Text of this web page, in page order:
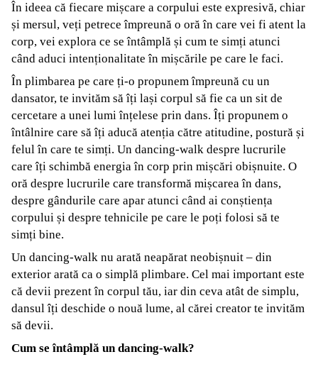
În ideea că fiecare mișcare a corpului este expresivă, chiar
și mersul, veți petrece împreună o oră în care vei fi atent la
corp, vei explora ce se întâmplă și cum te simți atunci
când aduci intenționalitate în mișcările pe care le faci.
În plimbarea pe care ți-o propunem împreună cu un
dansator, te invităm să îți lași corpul să fie ca un sit de
cercetare a unei lumi înțelese prin dans. Îți propunem o
întâlnire care să îți aducă atenția către atitudine, postură și
felul în care te simți. Un dancing-walk despre lucrurile
care îți schimbă energia în corp prin mișcări obișnuite. O
oră despre lucrurile care transformă mișcarea în dans,
despre gândurile care apar atunci când ai conștiența
corpului și despre tehnicile pe care le poți folosi să te
simți bine.
Un dancing-walk nu arată neapărat neobișnuit – din
exterior arată ca o simplă plimbare. Cel mai important este
că devii prezent în corpul tău, iar din ceva atât de simplu,
dansul îți deschide o nouă lume, al cărei creator te invităm
să devii.
Cum se întâmplă un dancing-walk?